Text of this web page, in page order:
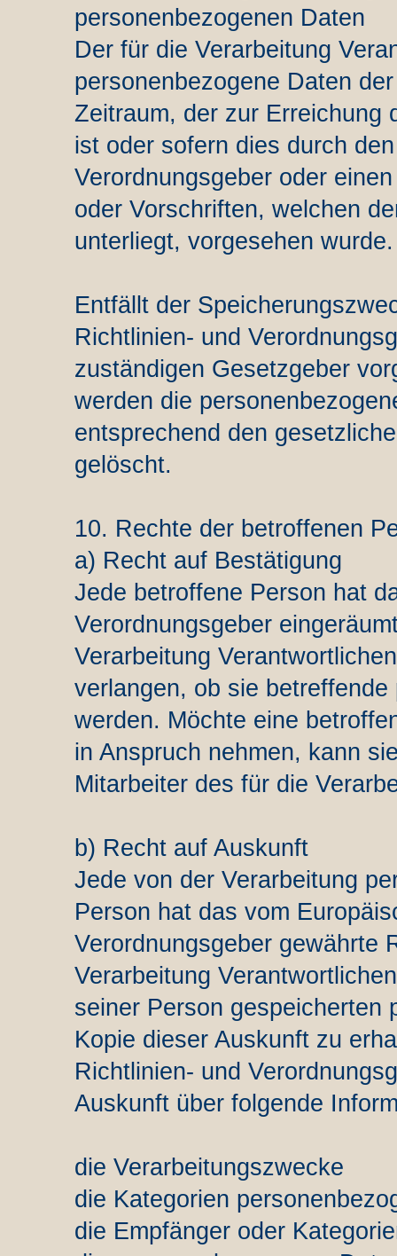
personenbezogenen Daten
Der für die Verarbeitung
personenbezogene Daten
Zeitraum, der zur Erreichung
ist oder sofern dies durch
Verordnungsgeber oder
oder Vorschriften, welchen
unterliegt, vorgesehen wurde.
Entfällt der
Richtlinien- und
zuständigen Gesetzgeber
werden die
entsprechend den
gelöscht.
10. Rechte der betroffenen
a) Recht auf Bestätigung
Jede betroffene Person hat
Verordnungsgeber
Verarbeitung
verlangen, ob sie
werden. Möchte eine
in Anspruch nehmen, kann
Mitarbeiter des für die
b) Recht auf Auskunft
Jede von der Verarbeitung
Person hat das vom
Verordnungsgeber gewährte
Verarbeitung
seiner Person gespeicherten
Kopie dieser Auskunft zu
Richtlinien- und
Auskunft über folgende
die Verarbeitungszwecke
die Kategorien
die Empfänger oder